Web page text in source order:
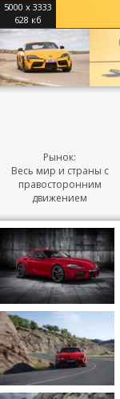
5000 x 3333
628 кб
Рынок:
Весь мир и страны с
правосторонним
движением